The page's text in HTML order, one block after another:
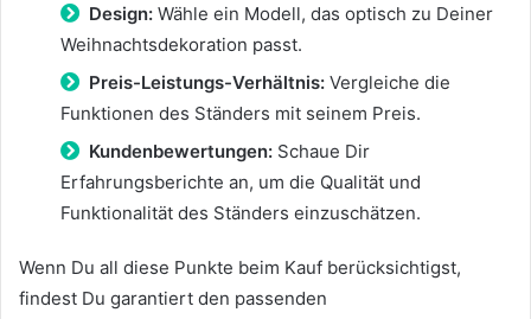
Design: Wähle ein Modell, das optisch zu Deiner
Weihnachtsdekoration passt.
Preis-Leistungs-Verhältnis: Vergleiche die
Funktionen des Ständers mit seinem Preis.
Kundenbewertungen: Schaue Dir
Erfahrungsberichte an, um die Qualität und
Funktionalität des Ständers einzuschätzen.
Wenn Du all diese Punkte beim Kauf berücksichtigst,
findest Du garantiert den passenden